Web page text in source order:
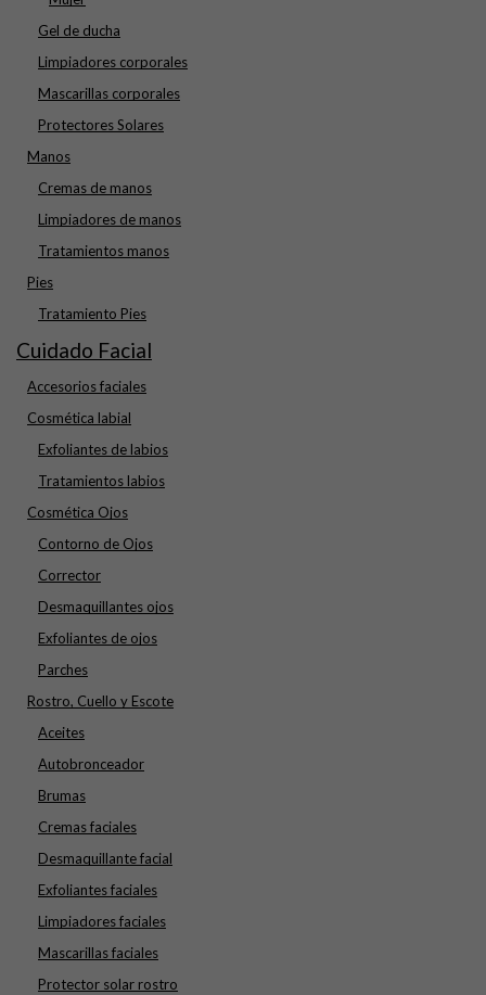
Gel de ducha
Limpiadores corporales
Mascarillas corporales
Protectores Solares
Manos
Cremas de manos
Limpiadores de manos
Tratamientos manos
Pies
Tratamiento Pies
Cuidado Facial
Accesorios faciales
Cosmética labial
Exfoliantes de labios
Tratamientos labios
Cosmética Ojos
Contorno de Ojos
Corrector
Desmaquillantes ojos
Exfoliantes de ojos
Parches
Rostro, Cuello y Escote
Aceites
Autobronceador
Brumas
Cremas faciales
Desmaquillante facial
Exfoliantes faciales
Limpiadores faciales
Mascarillas faciales
Protector solar rostro